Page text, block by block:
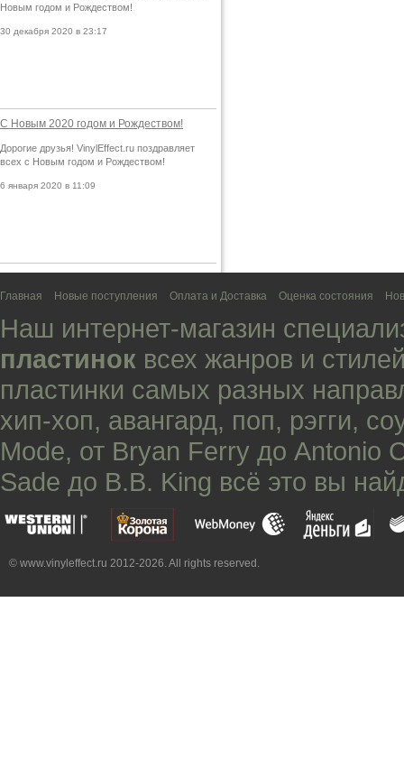
Новым годом и Рождеством!
30 декабря 2020 в 23:17
С Новым 2020 годом и Рождеством!
Дорогие друзья! VinylEffect.ru поздравляет
всех с Новым годом и Рождеством!
6 января 2020 в 11:09
Главная Новые поступления Оплата и Доставка Оценка состояния
Наш интернет-магазин
пластинок всех жанров и
пластинки самых разных
хип-хоп, авангард, поп, рэгги,
Mode, от Bryan Ferry до Antonio
Sade до B.B. King всё это вы
© www.vinyleffect.ru 2012-2026. All rights reserved.